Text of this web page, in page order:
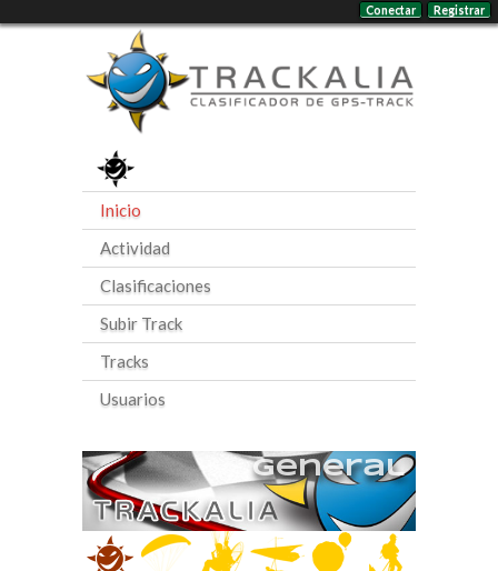
Conectar Registrar
Inicio
Actividad
Clasificaciones
Subir Track
Tracks
Usuarios
General